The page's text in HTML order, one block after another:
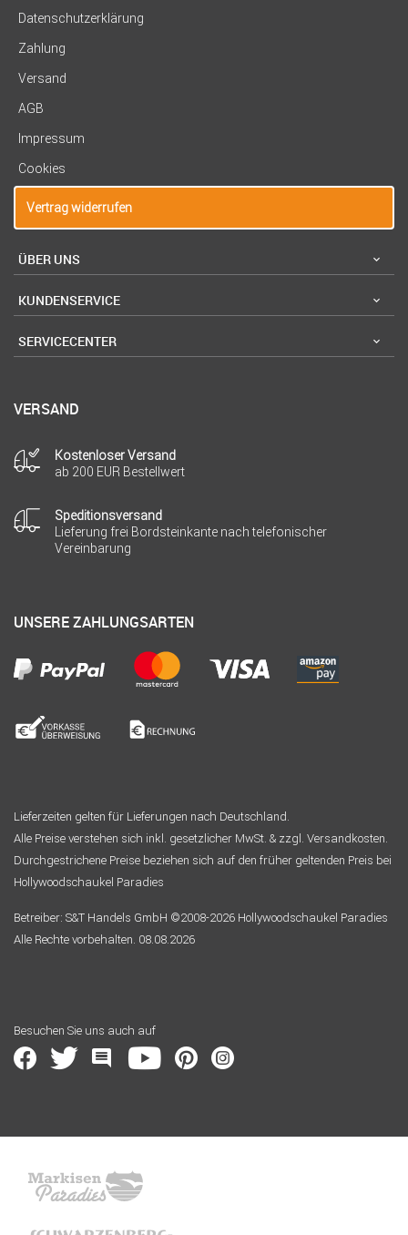
Datenschutzerklärung
Zahlung
Versand
AGB
Impressum
Cookies
Vertrag widerrufen
ÜBER UNS
KUNDENSERVICE
SERVICECENTER
VERSAND
Kostenloser Versand
ab 200 EUR Bestellwert
Speditionsversand
Lieferung frei Bordsteinkante nach telefonischer
Vereinbarung
UNSERE ZAHLUNGSARTEN
Lieferzeiten gelten für Lieferungen nach Deutschland.
Alle Preise verstehen sich inkl. gesetzlicher MwSt. & zzgl. Versandkosten.
Durchgestrichene Preise beziehen sich auf den früher geltenden Preis bei
Hollywoodschaukel Paradies
Betreiber: S&T Handels GmbH ©2008-2026 Hollywoodschaukel Paradies
Alle Rechte vorbehalten. 08.08.2026
Besuchen Sie uns auch auf